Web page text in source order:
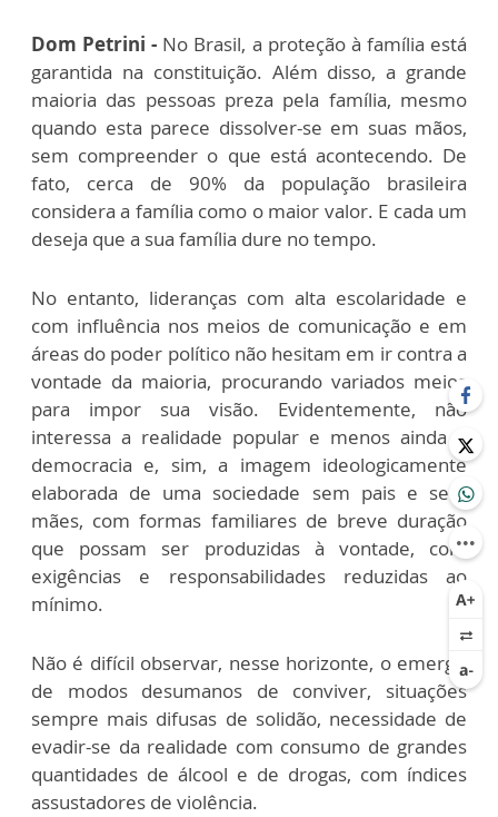
Dom Petrini - No Brasil, a proteção à família está
garantida na constituição. Além disso, a grande
maioria das pessoas preza pela família, mesmo
quando esta parece dissolver-se em suas mãos,
sem compreender o que está acontecendo. De
fato, cerca de 90% da população brasileira
considera a família como o maior valor. E cada um
deseja que a sua família dure no tempo.
No entanto, lideranças com alta escolaridade e
com influência nos meios de comunicação e em
áreas do poder político não hesitam em ir contra a
vontade da maioria, procurando variados meios
para impor sua visão. Evidentemente, não
interessa a realidade popular e menos ainda a
democracia e, sim, a imagem ideologicamente
elaborada de uma sociedade sem pais e sem
mães, com formas familiares de breve duração
que possam ser produzidas à vontade, com
exigências e responsabilidades reduzidas ao
mínimo.
Não é difícil observar, nesse horizonte, o emergir
de modos desumanos de conviver, situações
sempre mais difusas de solidão, necessidade de
evadir-se da realidade com consumo de grandes
quantidades de álcool e de drogas, com índices
assustadores de violência.